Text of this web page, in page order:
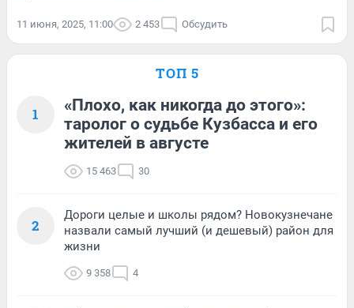
11 июня, 2025, 11:00 2 453 Обсудить
ТОП 5
1
«Плохо, как никогда до этого»:
таролог о судьбе Кузбасса и его
жителей в августе
15 463 30
2
Дороги целые и школы рядом? Новокузнечане
назвали самый лучший (и дешевый) район для
жизни
9 358 4